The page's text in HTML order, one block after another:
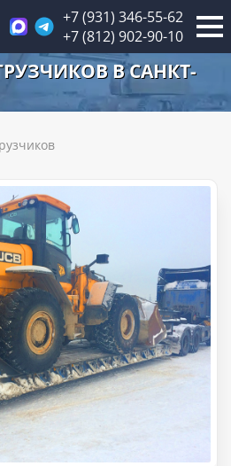
+7 (931) 346-55-62
+7 (812) 902-90-10
В САНКТ-